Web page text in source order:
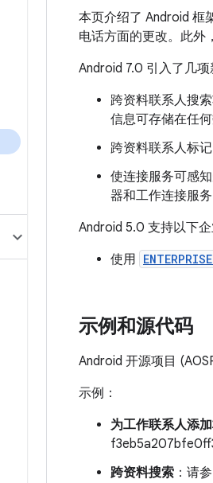
本页介绍了 Android 框
电话方面的更改。此外
Android 7.0 引入了几
跨资料联系人搜
信息可存储在任
跨资料联系人标
使连接服务可感
器和工作连接服务
Android 5.0 支持以下企
使用
示例和源代码
Android 开源项目
示例：
为工作联系人添
跨资料搜索 ：请